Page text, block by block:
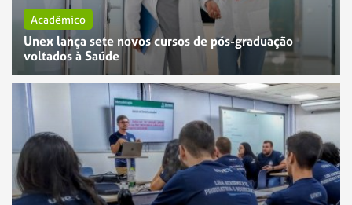
Acadêmico
Unex lança sete novos cursos de pós-graduação
voltados à Saúde